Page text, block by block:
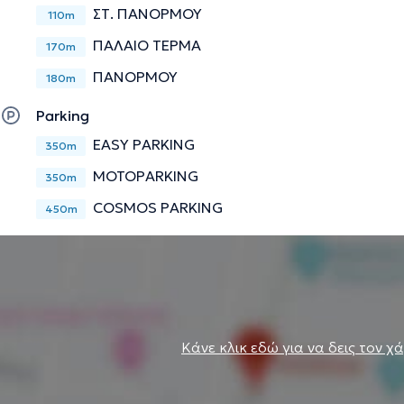
110m ΣΤ. ΠΑΝΟΡΜΟΥ
170m ΠΑΛΑΙΟ ΤΕΡΜΑ
180m ΠΑΝΟΡΜΟΥ
Parking
350m EASY PARKING
350m MOTOPARKING
450m COSMOS PARKING
Κάνε κλικ εδώ για να δεις τον